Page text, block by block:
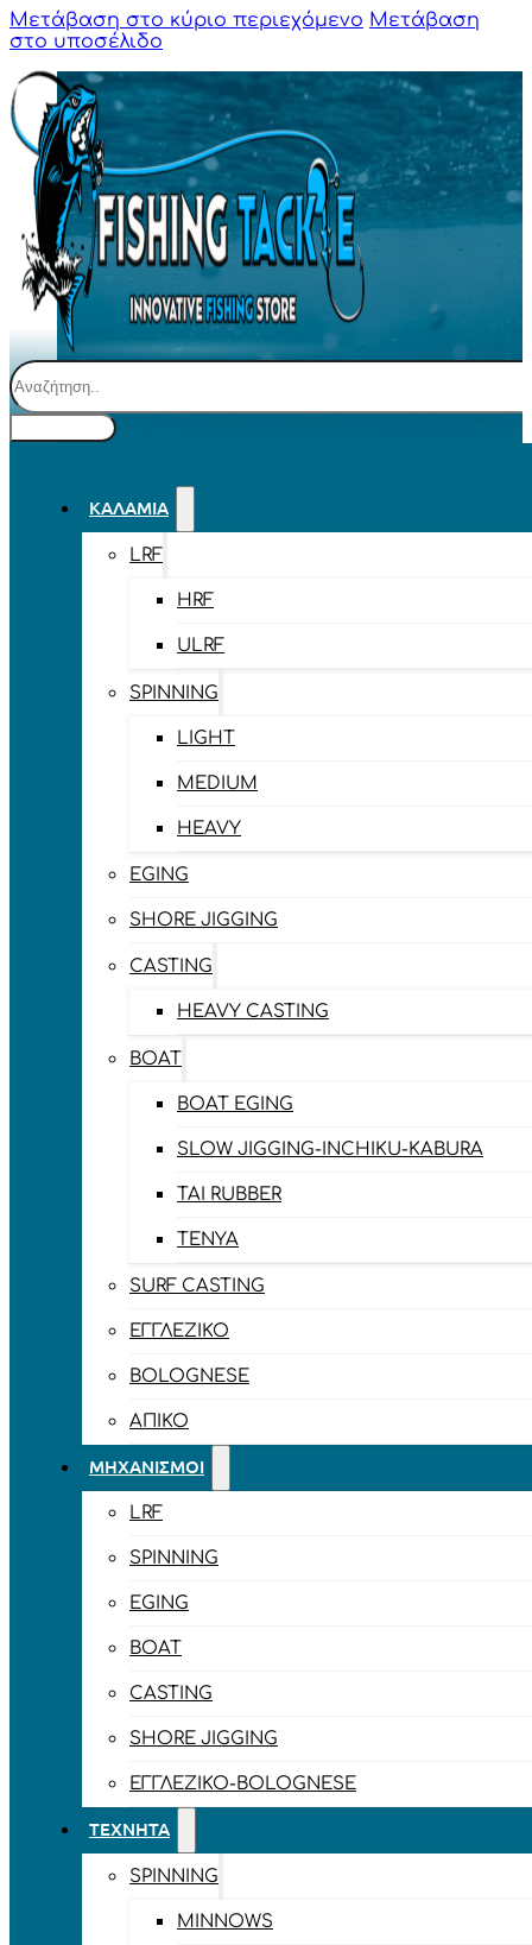
Μετάβαση στο κύριο περιεχόμενο Μετάβαση
στο υποσέλιδο
Αναζήτηση
ΚΑΛΆΜΙΑ
LRF
HRF
ULRF
SPINNING
LIGHT
MEDIUM
HEAVY
EGING
SHORE JIGGING
CASTING
HEAVY CASTING
BOAT
BOAT EGING
SLOW JIGGING-INCHIKU-KABURA
TAI RUBBER
TENYA
SURF CASTING
ΕΓΓΛΈΖΙΚΟ
BOLOGNESE
ΑΠΊΚΟ
ΜΗΧΑΝΙΣΜΟΊ
LRF
SPINNING
EGING
BOAT
CASTING
SHORE JIGGING
ΕΓΓΛΈΖΙΚΟ-BOLOGNESE
ΤΕΧΝΗΤΆ
SPINNING
MINNOWS